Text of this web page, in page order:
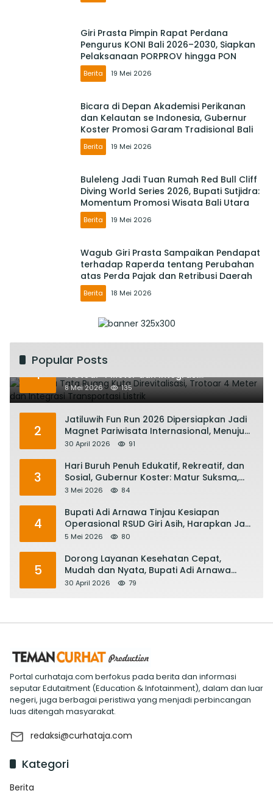
Giri Prasta Pimpin Rapat Perdana
Pengurus KONI Bali 2026–2030, Siapkan
Pelaksanaan PORPROV hingga PON
Berita 19 Mei 2026
Bicara di Depan Akademisi Perikanan
dan Kelautan se Indonesia, Gubernur
Koster Promosi Garam Tradisional Bali
Berita 19 Mei 2026
Buleleng Jadi Tuan Rumah Red Bull Cliff
Diving World Series 2026, Bupati Sutjidra:
Momentum Promosi Wisata Bali Utara
Berita 19 Mei 2026
Wagub Giri Prasta Sampaikan Pendapat
terhadap Raperda tentang Perubahan
atas Perda Pajak dan Retribusi Daerah
Berita 18 Mei 2026
Popular Posts
1
Rencana Tata Ruang Kuta Direvitalisasi,
Trotoar 4 Meter dan Integrasi
Transportasi Listrik
8 Mei 2026 135
2
Jatiluwih Fun Run 2026 Dipersiapkan Jadi
Magnet Pariwisata Internasional, Menuju
Satu Abad Pariwisata Bali
30 April 2026 91
3
Hari Buruh Penuh Edukatif, Rekreatif, dan
Sosial, Gubernur Koster: Matur Suksma,
Keringat Pekerja Mesin Ekonomi Bali
3 Mei 2026 84
4
Bupati Adi Arnawa Tinjau Kesiapan
Operasional RSUD Giri Asih, Harapkan Jadi
RS Rujukan Terbaik
5 Mei 2026 80
5
Dorong Layanan Kesehatan Cepat,
Mudah dan Nyata, Bupati Adi Arnawa
Evaluasi ‘Mantap Nak Badung’
30 April 2026 79
Portal curhataja.com berfokus pada berita dan informasi
seputar Edutaitment (Education & Infotainment), dalam dan luar
negeri, juga berbagai peristiwa yang menjadi perbincangan
luas ditengah masyarakat.
redaksi@curhataja.com
Kategori
Berita